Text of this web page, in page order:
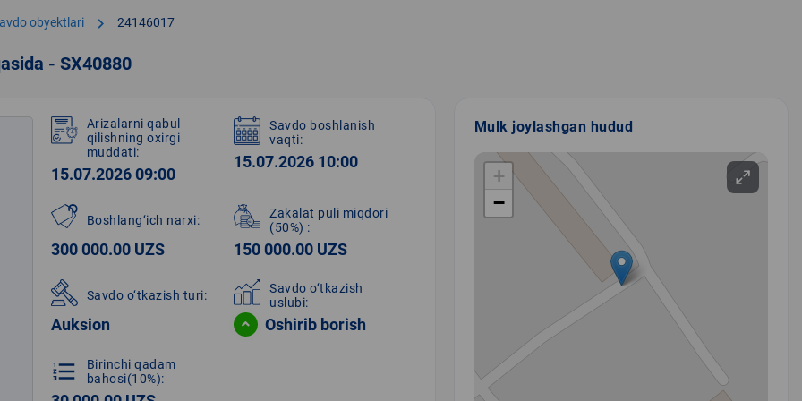
obyektlari chevron_right 24146017
- SX40880
Arizalarni qabul
qilishning oxirgi
muddati:
15.07.2026 09:00
Savdo boshlanish
vaqti:
15.07.2026 10:00
Boshlang‘ich narxi:
300 000.00 UZS
Zakalat puli miqdori
(50%) :
150 000.00 UZS
Savdo o‘tkazish turi:
Auksion
Savdo o‘tkazish
uslubi:
Oshirib borish
format_list_numbered
Birinchi qadam
bahosi(10%):
Mulk joylashgan hudud
+
−